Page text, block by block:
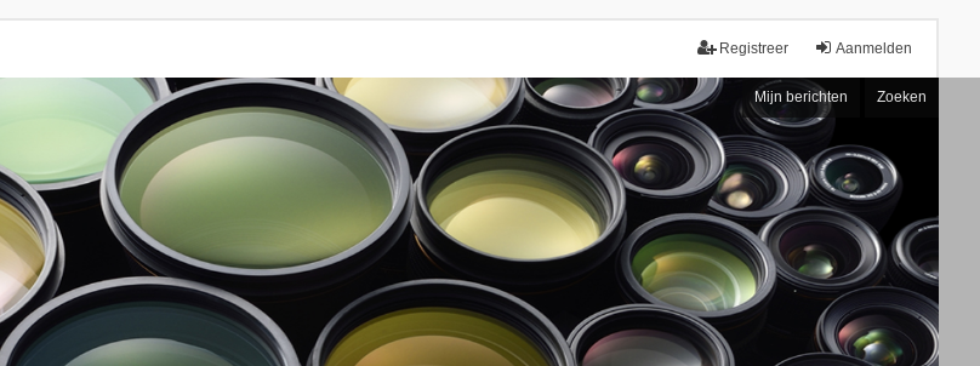
Aanmelden
Registreer
Mijn berichten Zoeken